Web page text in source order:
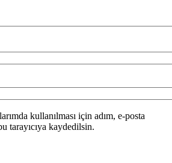
kullanılması için adım, e-posta
tarayıcıya kaydedilsin.